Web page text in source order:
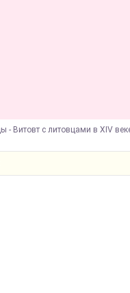
Витовт с литовцами в XIV